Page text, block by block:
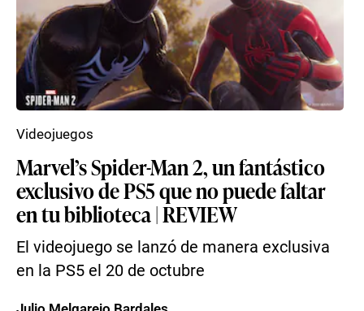
Marvel’s Spider-Man 2, un fantástico
exclusivo de PS5 que no puede faltar
en tu biblioteca | REVIEW
El videojuego se lanzó de manera exclusiva
en la PS5 el 20 de octubre
Videojuegos